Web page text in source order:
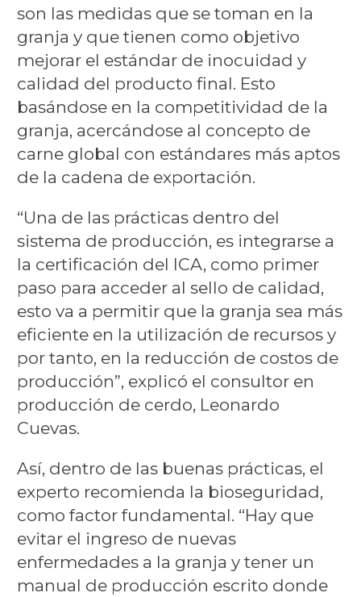
son las medidas que se toman en la
granja y que tienen como objetivo
mejorar el estándar de inocuidad y
calidad del producto final. Esto
basándose en la competitividad de la
granja, acercándose al concepto de
carne global con estándares más aptos
de la cadena de exportación.
“Una de las prácticas dentro del
sistema de producción, es integrarse a
la certificación del ICA, como primer
paso para acceder al sello de calidad,
esto va a permitir que la granja sea más
eficiente en la utilización de recursos y
por tanto, en la reducción de costos de
producción”, explicó el consultor en
producción de cerdo, Leonardo
Cuevas.
Así, dentro de las buenas prácticas, el
experto recomienda la bioseguridad,
como factor fundamental. “Hay que
evitar el ingreso de nuevas
enfermedades a la granja y tener un
manual de producción escrito donde